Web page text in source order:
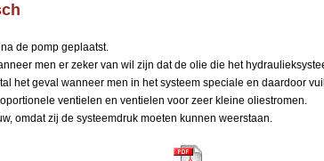
de pomp geplaatst.
men er zeker van wil zijn dat de olie die het
het geval wanneer men in het systeem speciale en daardoor
ventielen en ventielen voor zeer kleine oliestromen.
omdat zij de systeemdruk moeten kunnen weerstaan.